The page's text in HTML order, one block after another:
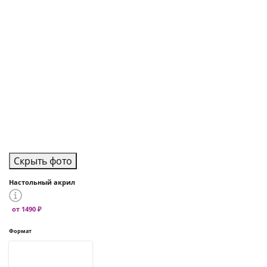
Скрыть фото
Настольный акрил
от 1490 ₽
Формат